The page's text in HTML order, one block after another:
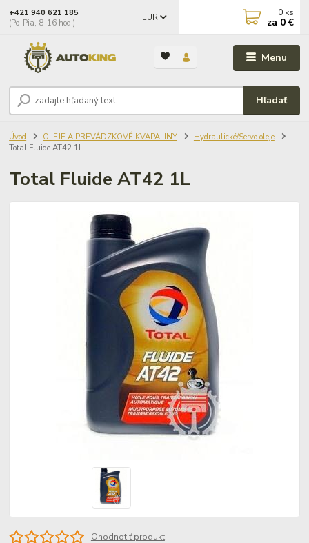
Menu
EUR
Hľadať
+421 940 621 185
(Po-Pia, 8-16 hod.)
0 ks
za 0 €
Úvod OLEJE A PREVÁDZKOVÉ KVAPALINY
Hydraulické/Servo oleje
Total Fluide AT42 1L
Total Fluide AT42 1L
Ohodnotiť produkt